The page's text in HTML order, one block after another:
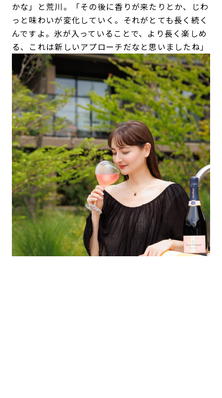
かな」と荒川。「その後に香りが来たりとか、じわ
っと味わいが変化していく。それがとても長く続く
んですよ。氷が入っていることで、より長く楽しめ
る、これは新しいアプローチだなと思いましたね」